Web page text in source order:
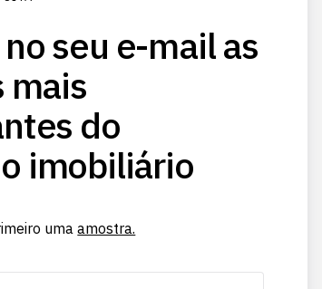
seu e-mail as
mais
do
imobiliário
umaamostra.